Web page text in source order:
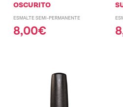
OSCURITO
ESMALTE SEMI-PERMANENTE
8,00€